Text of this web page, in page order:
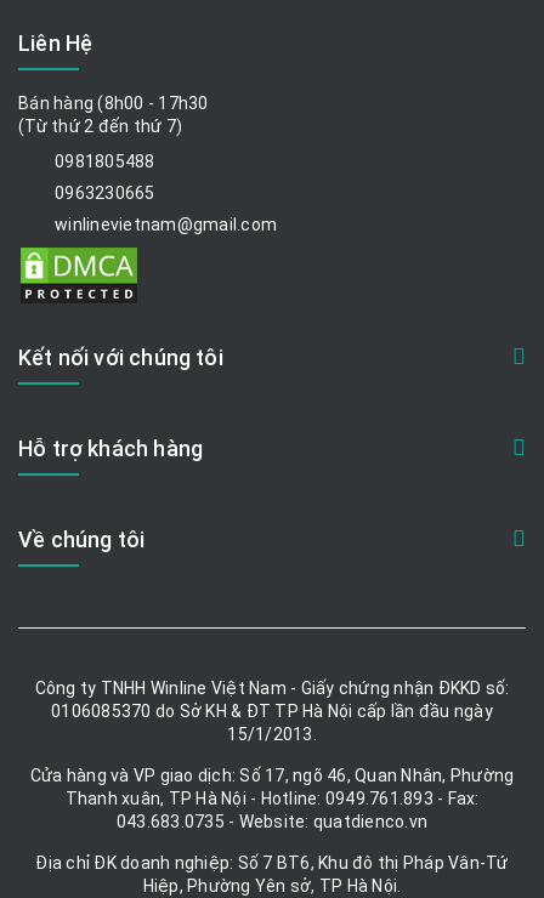
Liên Hệ
Bán hàng (8h00 - 17h30
(Từ thứ 2 đến thứ 7)
0981805488
0963230665
winlinevietnam@gmail.com
Kết nối với chúng tôi
Hỗ trợ khách hàng
Về chúng tôi
Công ty TNHH Winline Việt Nam - Giấy chứng nhận ĐKKD số:
0106085370 do Sở KH & ĐT TP Hà Nội cấp lần đầu ngày
15/1/2013.
Cửa hàng và VP giao dịch: Số 17, ngõ 46, Quan Nhân, Phường
Thanh xuân, TP Hà Nội - Hotline: 0949.761.893 - Fax:
043.683.0735 - Website: quatdienco.vn
Địa chỉ ĐK doanh nghiệp: Số 7 BT6, Khu đô thị Pháp Vân-Tứ
Hiệp, Phường Yên sở, TP Hà Nội.